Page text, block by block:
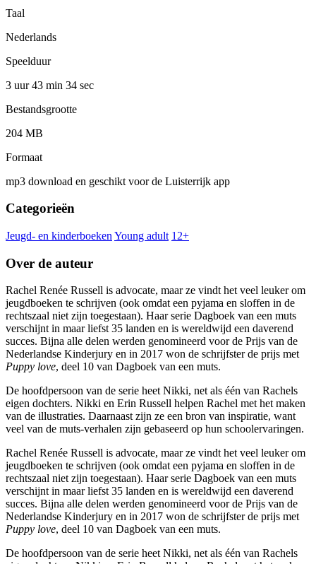
Taal
Nederlands
Speelduur
3 uur 43 min 34 sec
Bestandsgrootte
204 MB
Formaat
mp3 download en geschikt voor de Luisterrijk app
Categorieën
Jeugd- en kinderboeken Young adult 12+
Over de auteur
Rachel Renée Russell is advocate, maar ze vindt het veel leuker om
jeugdboeken te schrijven (ook omdat een pyjama en sloffen in de
rechtszaal niet zijn toegestaan). Haar serie Dagboek van een muts
verschijnt in maar liefst 35 landen en is wereldwijd een daverend
succes. Bijna alle delen werden genomineerd voor de Prijs van de
Nederlandse Kinderjury en in 2017 won de schrijfster de prijs met
Puppy love, deel 10 van Dagboek van een muts.
De hoofdpersoon van de serie heet Nikki, net als één van Rachels
eigen dochters. Nikki en Erin Russell helpen Rachel met het maken
van de illustraties. Daarnaast zijn ze een bron van inspiratie, want
veel van de muts-verhalen zijn gebaseerd op hun schoolervaringen.
Rachel Renée Russell is advocate, maar ze vindt het veel leuker om
jeugdboeken te schrijven (ook omdat een pyjama en sloffen in de
rechtszaal niet zijn toegestaan). Haar serie Dagboek van een muts
verschijnt in maar liefst 35 landen en is wereldwijd een daverend
succes. Bijna alle delen werden genomineerd voor de Prijs van de
Nederlandse Kinderjury en in 2017 won de schrijfster de prijs met
Puppy love, deel 10 van Dagboek van een muts.
De hoofdpersoon van de serie heet Nikki, net als één van Rachels